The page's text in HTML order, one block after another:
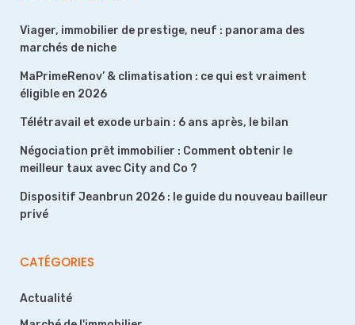
Viager, immobilier de prestige, neuf : panorama des
marchés de niche
MaPrimeRenov’ & climatisation : ce qui est vraiment
éligible en 2026
Télétravail et exode urbain : 6 ans après, le bilan
Négociation prêt immobilier : Comment obtenir le
meilleur taux avec City and Co ?
Dispositif Jeanbrun 2026 : le guide du nouveau bailleur
privé
CATÉGORIES
Actualité